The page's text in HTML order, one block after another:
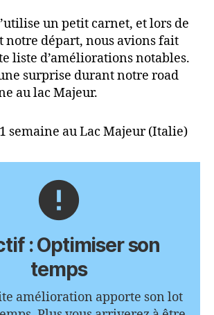
un petit carnet, et lors de
notre départ, nous avions fait
liste d’améliorations notables.
surprise durant notre road
au lac Majeur.
error
: Optimiser son
temps
amélioration apporte son lot